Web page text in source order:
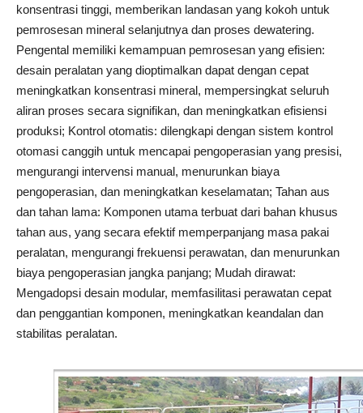
konsentrasi tinggi, memberikan landasan yang kokoh untuk
pemrosesan mineral selanjutnya dan proses dewatering.
Pengental memiliki kemampuan pemrosesan yang efisien:
desain peralatan yang dioptimalkan dapat dengan cepat
meningkatkan konsentrasi mineral, mempersingkat seluruh
aliran proses secara signifikan, dan meningkatkan efisiensi
produksi; Kontrol otomatis: dilengkapi dengan sistem kontrol
otomasi canggih untuk mencapai pengoperasian yang presisi,
mengurangi intervensi manual, menurunkan biaya
pengoperasian, dan meningkatkan keselamatan; Tahan aus
dan tahan lama: Komponen utama terbuat dari bahan khusus
tahan aus, yang secara efektif memperpanjang masa pakai
peralatan, mengurangi frekuensi perawatan, dan menurunkan
biaya pengoperasian jangka panjang; Mudah dirawat:
Mengadopsi desain modular, memfasilitasi perawatan cepat
dan penggantian komponen, meningkatkan keandalan dan
stabilitas peralatan.